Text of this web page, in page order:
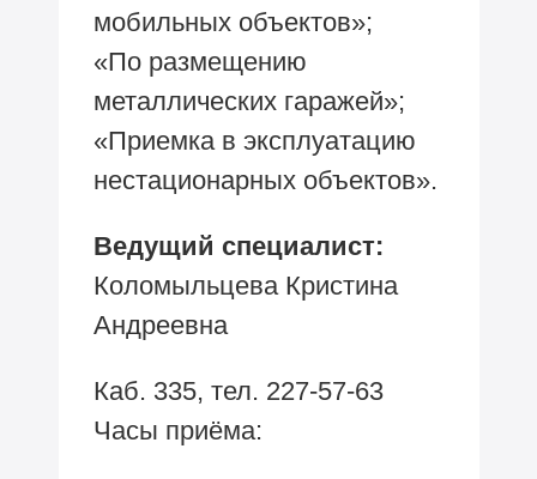
мобильных объектов»;
«По размещению
металлических гаражей»;
«Приемка в эксплуатацию
нестационарных объектов».
Ведущий специалист:
Коломыльцева Кристина
Андреевна
Каб. 335, тел. 227-57-63
Часы приёма: